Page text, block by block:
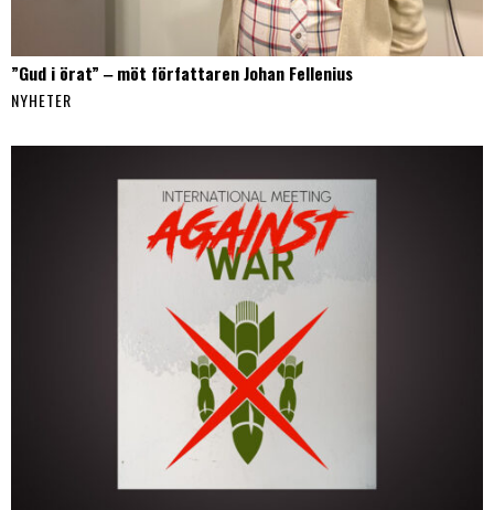
”Gud i örat” ‒ möt författaren Johan Fellenius
NYHETER